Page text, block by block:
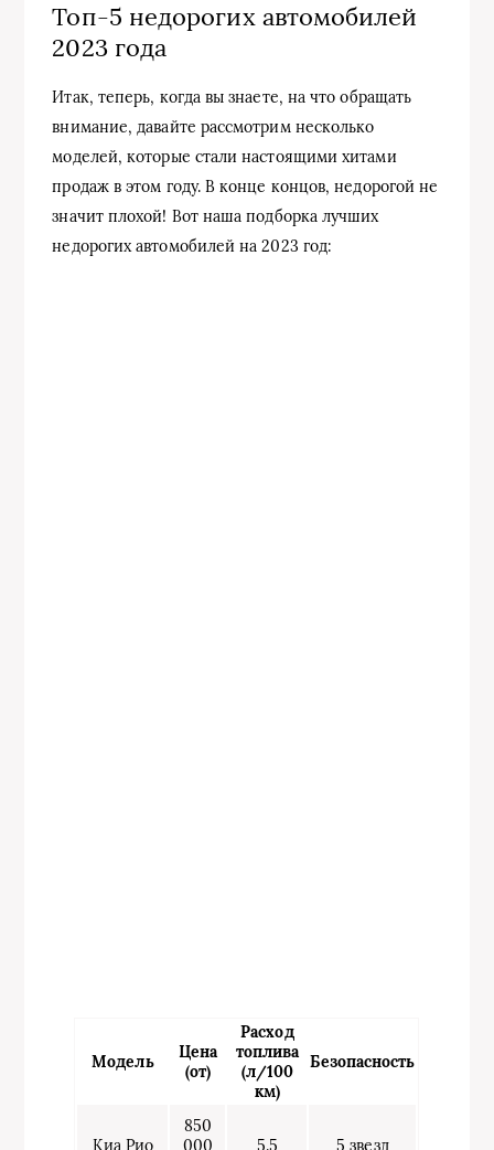
Топ-5 недорогих автомобилей
2023 года
Итак, теперь, когда вы знаете, на что обращать
внимание, давайте рассмотрим несколько
моделей, которые стали настоящими хитами
продаж в этом году. В конце концов, недорогой не
значит плохой! Вот наша подборка лучших
недорогих автомобилей на 2023 год:
Модель
Цена
(от)
Расход
топлива
(л/100
км)
Безопасность
Киа Рио
850
000
5.5 5 звезд